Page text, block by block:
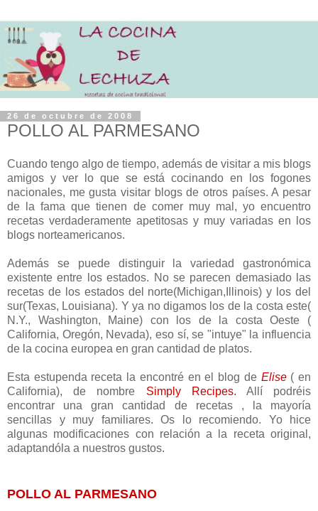
26 de octubre de 2008
POLLO AL PARMESANO
Cuando tengo algo de tiempo, además de visitar a mis blogs
amigos y ver lo que se está cocinando en los fogones
nacionales, me gusta visitar blogs de otros países. A pesar
de la fama que tienen de comer muy mal, yo encuentro
recetas verdaderamente apetitosas y muy variadas en los
blogs norteamericanos.
Además se puede distinguir la variedad gastronómica
existente entre los estados. No se parecen demasiado las
recetas de los estados del norte(Michigan,Illinois) y los del
sur(Texas, Louisiana). Y ya no digamos los de la costa este(
N.Y., Washington, Maine) con los de la costa Oeste (
California, Oregón, Nevada), eso sí, se "intuye" la influencia
de la cocina europea en gran cantidad de platos.
Esta estupenda receta la encontré en el blog de Elise ( en
California), de nombre Simply Recipes. Allí podréis
encontrar una gran cantidad de recetas , la mayoría
sencillas y muy familiares. Os lo recomiendo. Yo hice
algunas modificaciones con relación a la receta original,
adaptandóla a nuestros gustos.
POLLO AL PARMESANO